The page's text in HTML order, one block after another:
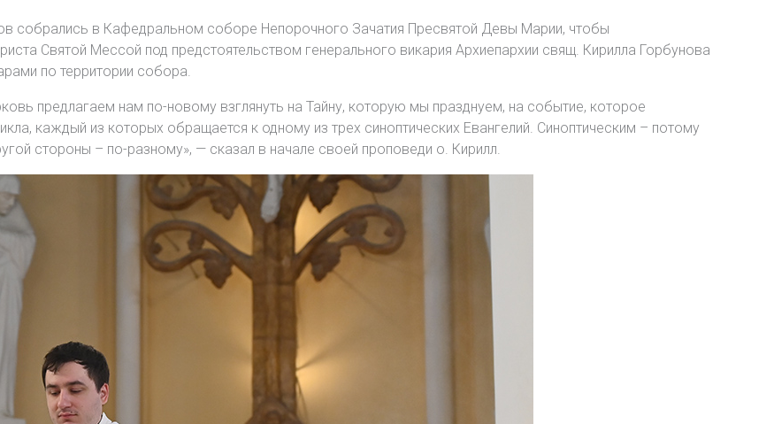
собрались в Кафедральном соборе Непорочного Зачатия Пресвятой Девы Марии, чтобы
Святой Мессой под предстоятельством генерального викария Архиепархии свящ. Кирилла Горбунова
по территории собора.
предлагаем нам по-новому взглянуть на Тайну, которую мы празднуем, на событие, которое
каждый из которых обращается к одному из трех синоптических Евангелий. Синоптическим – потому
стороны – по-разному», — сказал в начале своей проповеди о. Кирилл.